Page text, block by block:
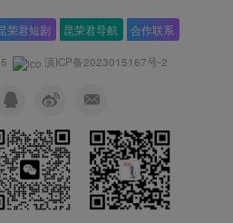
荣君短剧 昆荣君导航 合作联系
滇ICP备2023015167号-2